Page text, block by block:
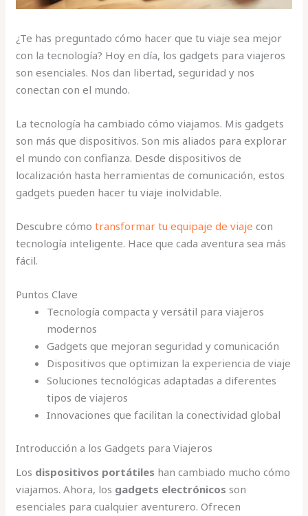
¿Te has preguntado cómo hacer que tu viaje sea mejor
con la tecnología? Hoy en día, los gadgets para viajeros
son esenciales. Nos dan libertad, seguridad y nos
conectan con el mundo.
La tecnología ha cambiado cómo viajamos. Mis gadgets
son más que dispositivos. Son mis aliados para explorar
el mundo con confianza. Desde dispositivos de
localización hasta herramientas de comunicación, estos
gadgets pueden hacer tu viaje inolvidable.
Descubre cómotransformar tu equipaje de viaje con
tecnología inteligente. Hace que cada aventura sea más
fácil.
Puntos Clave
Tecnología compacta y versátil para viajeros
modernos
Gadgets que mejoran seguridad y comunicación
Dispositivos que optimizan la experiencia de viaje
Soluciones tecnológicas adaptadas a diferentes
tipos de viajeros
Innovaciones que facilitan la conectividad global
Introducción a los Gadgets para Viajeros
Los dispositivos portátiles han cambiado mucho cómo
viajamos. Ahora, los gadgets electrónicos son
esenciales para cualquier aventurero. Ofrecen